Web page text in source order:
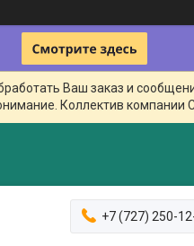
Ваш заказ и
Коллектив компании
+7 (727) 250-